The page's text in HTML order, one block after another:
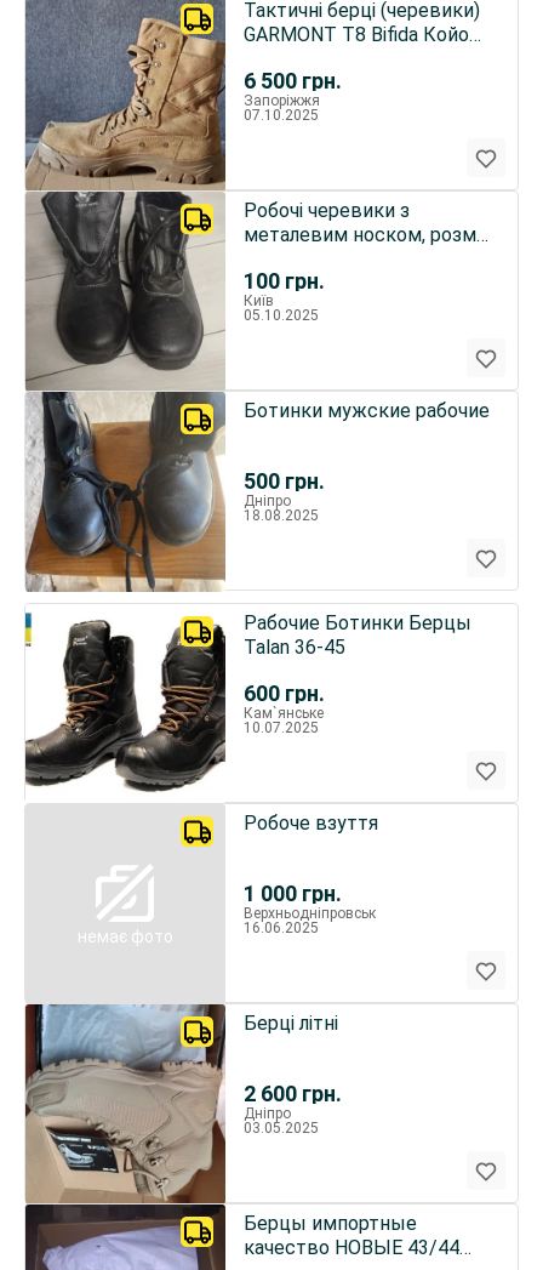
6 500 грн.
Тактичні берці (черевики)
GARMONT T8 Bifida Койот
Запоріжжя
07.10.2025
100 грн.
Робочі черевики з
металевим носком, розмір
Київ
05.10.2025
500 грн.
Ботинки мужские рабочие
Дніпро
18.08.2025
600 грн.
Рабочие Ботинки Берцы
Talan 36-45
Кам`янське
10.07.2025
немає фото
1 000 грн.
Робоче взуття
Верхньодніпровськ
16.06.2025
2 600 грн.
Берці літні
Дніпро
03.05.2025
Берцы импортные
качество НОВЫЕ 43/44